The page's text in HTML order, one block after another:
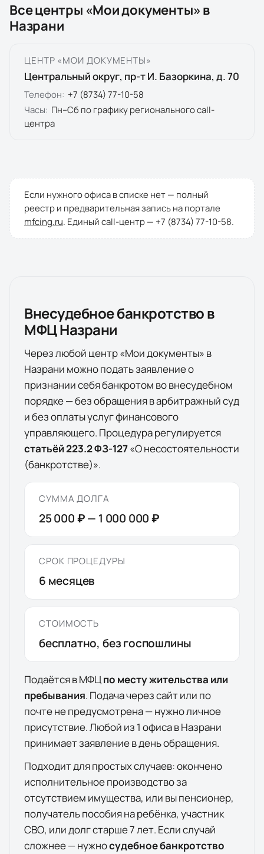
Все центры «Мои документы» в
Назрани
ЦЕНТР «МОИ ДОКУМЕНТЫ»
Центральный округ, пр-т И. Базоркина, д. 70
Телефон: +7 (8734) 77-10-58
Часы: Пн–Сб по графику регионального call-
центра
Если нужного офиса в списке нет — полный
реестр и предварительная запись на портале
mfcing.ru. Единый call-центр — +7 (8734) 77-10-58.
Внесудебное банкротство в
МФЦНазрани
Через любой центр «Мои документы» в
Назрани можно подать заявление о
признании себя банкротом во внесудебном
порядке — без обращения в арбитражный суд
и без оплаты услуг финансового
управляющего. Процедура регулируется
статьёй 223.2 ФЗ-127«О несостоятельности
(банкротстве)».
СУММА ДОЛГА
25 000 ₽— 1 000 000 ₽
СРОК ПРОЦЕДУРЫ
6 месяцев
СТОИМОСТЬ
бесплатно, без госпошлины
Подаётся в МФЦпо месту жительства или
пребывания. Подача через сайт или по
почте не предусмотрена — нужно личное
присутствие. Любой из 1 офисавНазрани
принимает заявление в день обращения.
Подходит для простых случаев: окончено
исполнительное производство за
отсутствием имущества, или вы пенсионер,
получатель пособия на ребёнка, участник
СВО, или долг старше 7 лет. Если случай
сложнее — нужносудебное банкротство